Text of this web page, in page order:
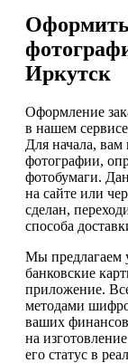
Оформить
Иркутск
Оформление
в нашем
Для начала,
фотографии,
фотобумаги.
на сайте или
сделан,
способа
Мы предлагаем
банковские
приложение.
методами
ваших
на
его статус в